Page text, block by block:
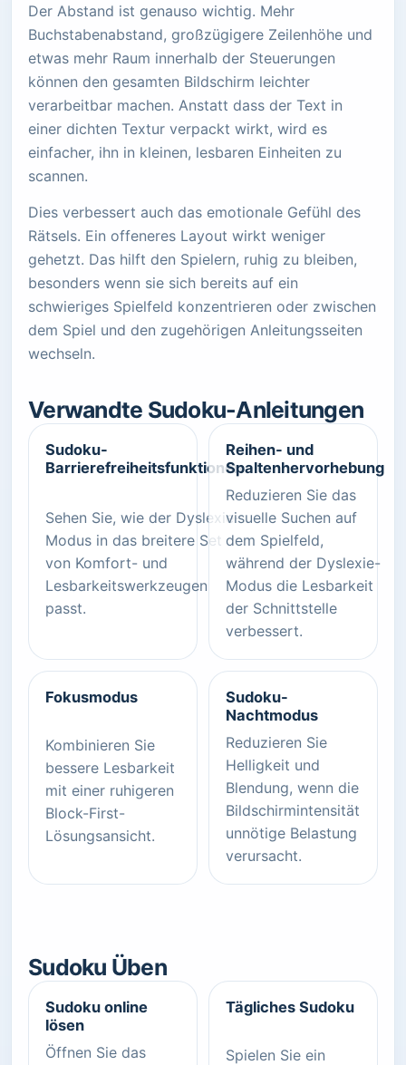
Der Abstand ist genauso wichtig. Mehr
Buchstabenabstand, großzügigere Zeilenhöhe und
etwas mehr Raum innerhalb der Steuerungen
können den gesamten Bildschirm leichter
verarbeitbar machen. Anstatt dass der Text in
einer dichten Textur verpackt wirkt, wird es
einfacher, ihn in kleinen, lesbaren Einheiten zu
scannen.
Dies verbessert auch das emotionale Gefühl des
Rätsels. Ein offeneres Layout wirkt weniger
gehetzt. Das hilft den Spielern, ruhig zu bleiben,
besonders wenn sie sich bereits auf ein
schwieriges Spielfeld konzentrieren oder zwischen
dem Spiel und den zugehörigen Anleitungsseiten
wechseln.
Verwandte Sudoku-Anleitungen
Sudoku-
Barrierefreiheitsfunktionen
Sehen Sie, wie der Dyslexie-
Modus in das breitere Set
von Komfort- und
Lesbarkeitswerkzeugen
passt.
Reihen- und
Spaltenhervorhebung
Reduzieren Sie das
visuelle Suchen auf
dem Spielfeld,
während der Dyslexie-
Modus die Lesbarkeit
der Schnittstelle
verbessert.
Fokusmodus
Kombinieren Sie
bessere Lesbarkeit
mit einer ruhigeren
Block-First-
Lösungsansicht.
Sudoku-
Nachtmodus
Reduzieren Sie
Helligkeit und
Blendung, wenn die
Bildschirmintensität
unnötige Belastung
verursacht.
Sudoku Üben
Sudoku online
lösen
Öffnen Sie das
Tägliches Sudoku
Spielen Sie ein